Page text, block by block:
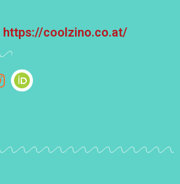
https://coolzino.co.at/